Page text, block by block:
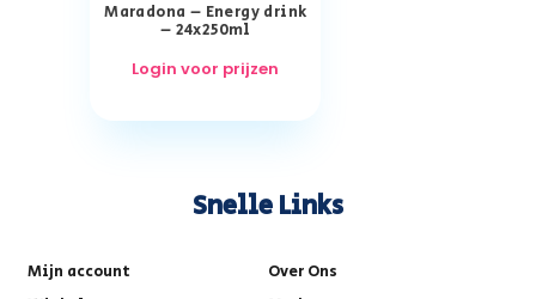
Maradona – Energy drink
– 24x250ml
Login voor prijzen
Snelle Links
Mijn account
Over Ons